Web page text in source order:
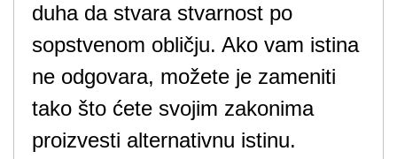
duha da stvara stvarnost po
sopstvenom obličju. Ako vam istina
ne odgovara, možete je zameniti
tako što ćete svojim zakonima
proizvesti alternativnu istinu.